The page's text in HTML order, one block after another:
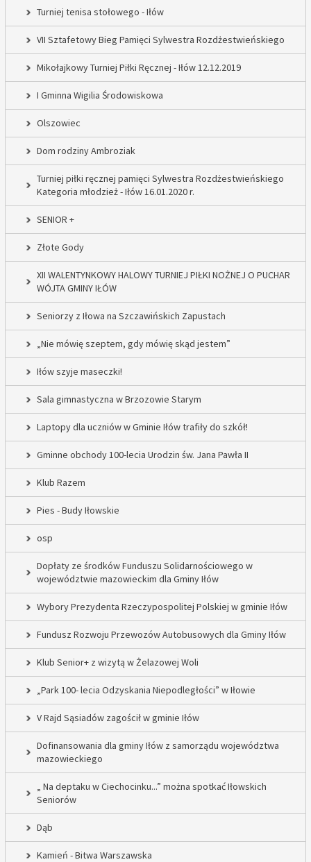
Turniej tenisa stołowego - Iłów
VII Sztafetowy Bieg Pamięci Sylwestra Rozdżestwieńskiego
Mikołajkowy Turniej Piłki Ręcznej - Iłów 12.12.2019
I Gminna Wigilia Środowiskowa
Olszowiec
Dom rodziny Ambroziak
Turniej piłki ręcznej pamięci Sylwestra Rozdżestwieńskiego
Kategoria młodzież - Iłów 16.01.2020 r.
SENIOR +
Złote Gody
XII WALENTYNKOWY HALOWY TURNIEJ PIŁKI NOŻNEJ O PUCHAR
WÓJTA GMINY IŁÓW
Seniorzy z Iłowa na Szczawińskich Zapustach
„Nie mówię szeptem, gdy mówię skąd jestem”
Iłów szyje maseczki!
Sala gimnastyczna w Brzozowie Starym
Laptopy dla uczniów w Gminie Iłów trafiły do szkół!
Gminne obchody 100-lecia Urodzin św. Jana Pawła II
Klub Razem
Pies - Budy Iłowskie
osp
Dopłaty ze środków Funduszu Solidarnościowego w
województwie mazowieckim dla Gminy Iłów
Wybory Prezydenta Rzeczypospolitej Polskiej w gminie Iłów
Fundusz Rozwoju Przewozów Autobusowych dla Gminy Iłów
Klub Senior+ z wizytą w Żelazowej Woli
„Park 100- lecia Odzyskania Niepodległości” w Iłowie
V Rajd Sąsiadów zagościł w gminie Iłów
Dofinansowania dla gminy Iłów z samorządu województwa
mazowieckiego
„ Na deptaku w Ciechocinku...” można spotkać Iłowskich
Seniorów
Dąb
Kamień - Bitwa Warszawska